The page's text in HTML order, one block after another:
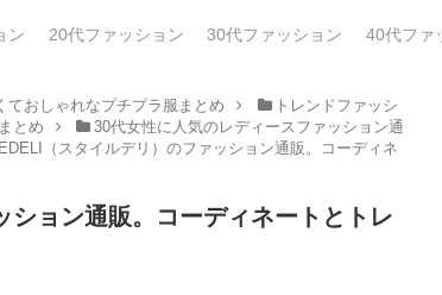
ン 20代ファッション 30代ファッション 40代ファ
ておしゃれなプチプラ服まとめ
トレンドファッシ
とめ
30代女性に人気のレディースファッション通
（スタイルデリ）のファッション通販。コーディネ
ョン通販。コーディネートとトレ